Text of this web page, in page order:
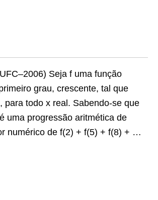
Seja f uma função
grau, crescente, tal que
para todo x real. Sabendo-se que
uma progressão aritmética de
numérico de f(2) + f(5) + f(8) + …